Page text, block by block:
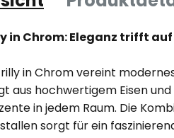
in Chrom: Eleganz trifft
in Chrom vereint
aus hochwertigem Eisen
in jedem Raum. Die
sorgt für ein